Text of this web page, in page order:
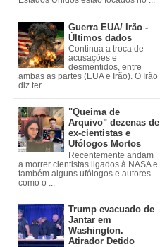
Guerra EUA/ Irão -
Últimos dados
Continua a troca de
acusações e
desmentidos, entre
ambas as partes (EUA e Irão). O Irão
diz ter ...
"Queima de
Arquivo" dezenas de
ex-cientistas e
Ufólogos Mortos
Recentemente andam
a morrer cientistas ligados à NASA e
também alguns ufólogos e autores
como o ...
Trump evacuado de
Jantar em
Washington.
Atirador Detido